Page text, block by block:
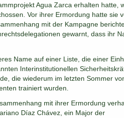
Agua Zarca erhalten hatte,
Vor ihrer Ermordung hatte sie
mit der Kampagne
gewarnt, dass ihr
Name auf einer Liste, die einer
Interinstitutionellen
die wiederum im letzten Sommer
trainiert wurden.
mit ihrer Ermordung
Díaz Chávez, ein Major der